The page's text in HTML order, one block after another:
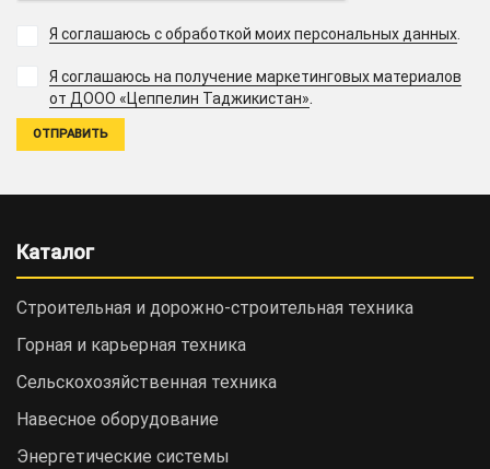
Я соглашаюсь с обработкой моих персональных данных.
Я соглашаюсь на получение маркетинговых материалов
от ДООО «Цеппелин Таджикистан».
Каталог
Строительная и дорожно-cтроительная техника
Горная и карьерная техника
Сельскохозяйственная техника
Навесное оборудование
Энергетические системы